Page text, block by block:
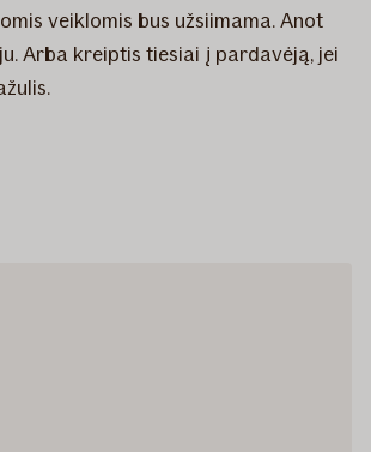
veiklomis bus užsiimama. Anot
Arba kreiptis tiesiai į pardavėją, jei